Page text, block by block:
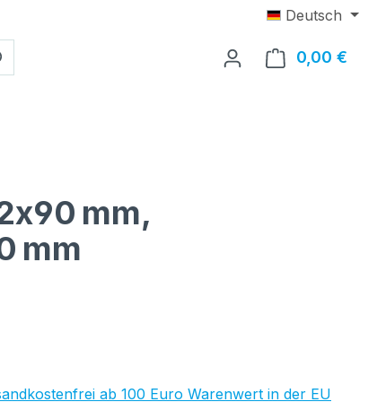
Deutsch
0,00 €
mm,
mm
ab 100 Euro Warenwert in der EU